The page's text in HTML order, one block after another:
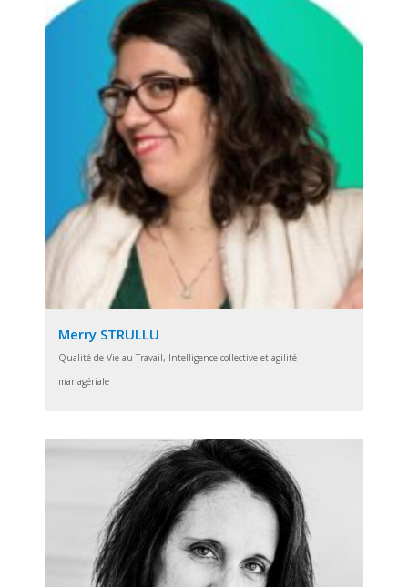
Merry STRULLU
Qualité de Vie au Travail, Intelligence collective et agilité
managériale